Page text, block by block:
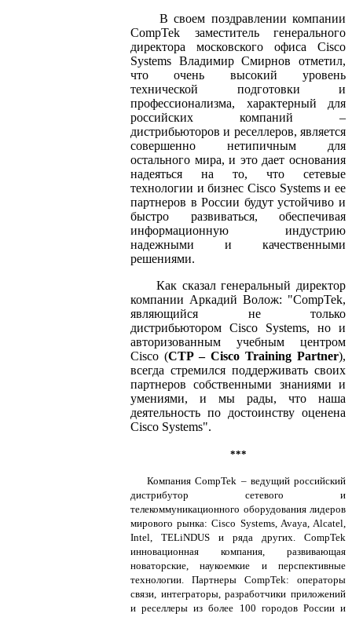
В своем поздравлении компании
CompTek заместитель генерального
директора московского офиса Cisco
Systems Владимир Смирнов отметил,
что очень высокий уровень
технической подготовки и
профессионализма, характерный для
российских компаний –
дистрибьюторов и реселлеров, является
совершенно нетипичным для
остального мира, и это дает основания
надеяться на то, что сетевые
технологии и бизнес Cisco Systems и ее
партнеров в России будут устойчиво и
быстро развиваться, обеспечивая
информационную индустрию
надежными и качественными
решениями.
Как сказал генеральный директор
компании Аркадий Волож: "CompTek,
являющийся не только
дистрибьютором Cisco Systems, но и
авторизованным учебным центром
Cisco (CTP – Cisco Training Partner),
всегда стремился поддерживать своих
партнеров собственными знаниями и
умениями, и мы рады, что наша
деятельность по достоинству оценена
Cisco Systems".
***
Компания CompTek – ведущий российский
дистрибутор сетевого и
телекоммуникационного оборудования лидеров
мирового рынка: Cisco Systems, Avaya, Alcatel,
Intel, TELiNDUS и ряда других. CompTek
инновационная компания, развивающая
новаторские, наукоемкие и перспективные
технологии. Партнеры CompTek: операторы
связи, интеграторы, разработчики приложений
и реселлеры из более 100 городов России и